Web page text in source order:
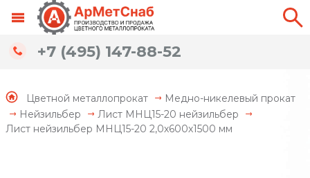
+7 (495) 147-88-52
Цветной металлопрокат
Медно-никелевый прокат
Нейзильбер
Лист МНЦ15-20 нейзильбер
Лист нейзильбер МНЦ15-20 2,0х600х1500 мм